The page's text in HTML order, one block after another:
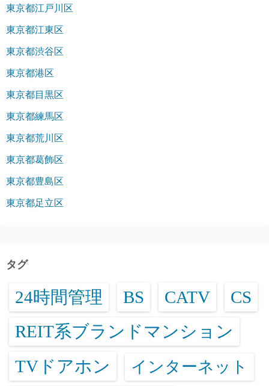
東京都江戸川区
東京都江東区
東京都渋谷区
東京都港区
東京都目黒区
東京都練馬区
東京都荒川区
東京都葛飾区
東京都豊島区
東京都足立区
タグ
24時間管理 BS CATV CS
REIT系ブランドマンション
TVドアホン インターネット